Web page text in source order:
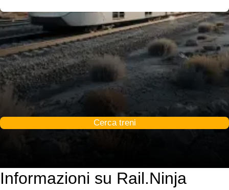
Cerca treni
Informazioni su Rail.Ninja